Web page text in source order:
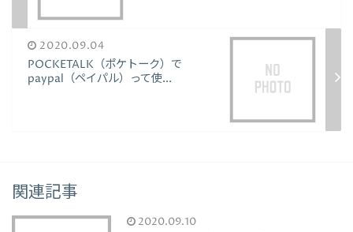
2020.09.04
POCKETALK（ポケトーク）で
paypal（ペイパル）って使...
関連記事
2020.09.10